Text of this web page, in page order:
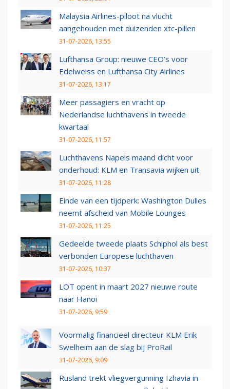
Malaysia Airlines-piloot na vlucht
aangehouden met duizenden xtc-pillen
31-07-2026, 13:55
Lufthansa Group: nieuwe CEO’s voor
Edelweiss en Lufthansa City Airlines
31-07-2026, 13:17
Meer passagiers en vracht op
Nederlandse luchthavens in tweede
kwartaal
31-07-2026, 11:57
Luchthavens Napels maand dicht voor
onderhoud: KLM en Transavia wijken uit
31-07-2026, 11:28
Einde van een tijdperk: Washington Dulles
neemt afscheid van Mobile Lounges
31-07-2026, 11:25
Gedeelde tweede plaats Schiphol als best
verbonden Europese luchthaven
31-07-2026, 10:37
LOT opent in maart 2027 nieuwe route
naar Hanoi
31-07-2026, 9:59
Voormalig financieel directeur KLM Erik
Swelheim aan de slag bij ProRail
31-07-2026, 9:09
Rusland trekt vliegvergunning Izhavia in